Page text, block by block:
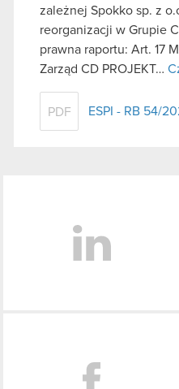
zależnej Spokko sp. z
reorganizacji w Grupie
prawna raportu: Art. 17
Zarząd CD PROJEKT…
PDF ESPI - RB 54/